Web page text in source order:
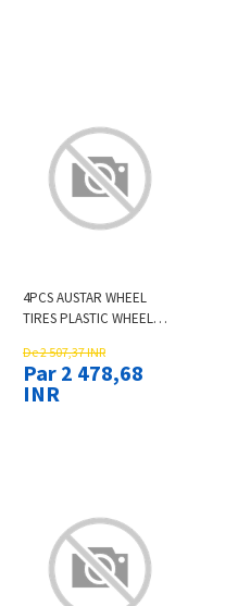
4PCS AUSTAR WHEEL
TIRES PLASTIC WHEEL
CRAWLER HSP HPI CAR
PARTS
De 2 507,37 INR
Par 2 478,68
INR